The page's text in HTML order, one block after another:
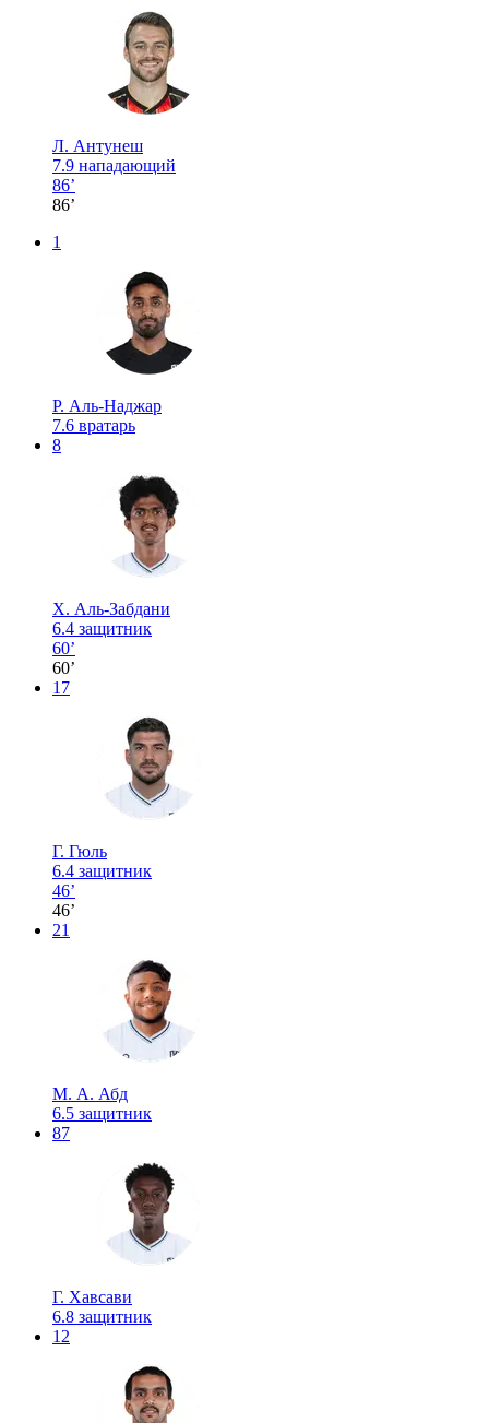
Л. Антунеш
7.9 нападающий
86’
86’
1
Р. Аль-Наджар
7.6 вратарь
8
Х. Аль-Забдани
6.4 защитник
60’
60’
17
Г. Гюль
6.4 защитник
46’
46’
21
М. А. Абд
6.5 защитник
87
Г. Хавсави
6.8 защитник
12